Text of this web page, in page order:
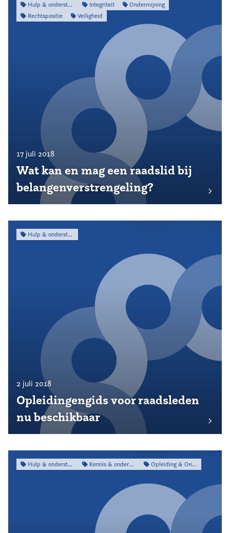
Hulp & ondersteuning Integriteit
Ondermijning
Rechtspositie
Veiligheid
17 juli 2018
Wat kan en mag een raadslid bij
belangenverstrengeling?
Hulp & ondersteuning
2 juli 2018
Opleidingengids voor raadsleden
nu beschikbaar
Hulp & ondersteuning Kennis & onderzoek Opleiding & Ontwikkeling